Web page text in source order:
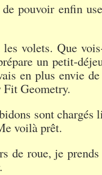
de pouvoir enfin
les volets. Que
un petit-
en plus envie
Fit Geometry.
sont chargés
voilà prêt.
de roue, je